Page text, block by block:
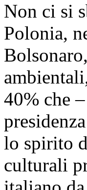
Non ci si
Polonia,
40% che
lo spirito
culturali